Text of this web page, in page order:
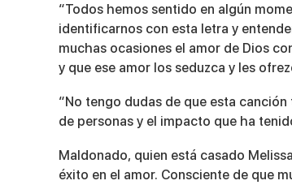
“Todos hemos sentido en algún
identificarnos con esta letra y
muchas ocasiones el amor de Dios
y que ese amor los seduzca y les
“No tengo dudas de que esta
de personas y el impacto que ha
Maldonado, quien está casado
éxito en el amor. Consciente de que